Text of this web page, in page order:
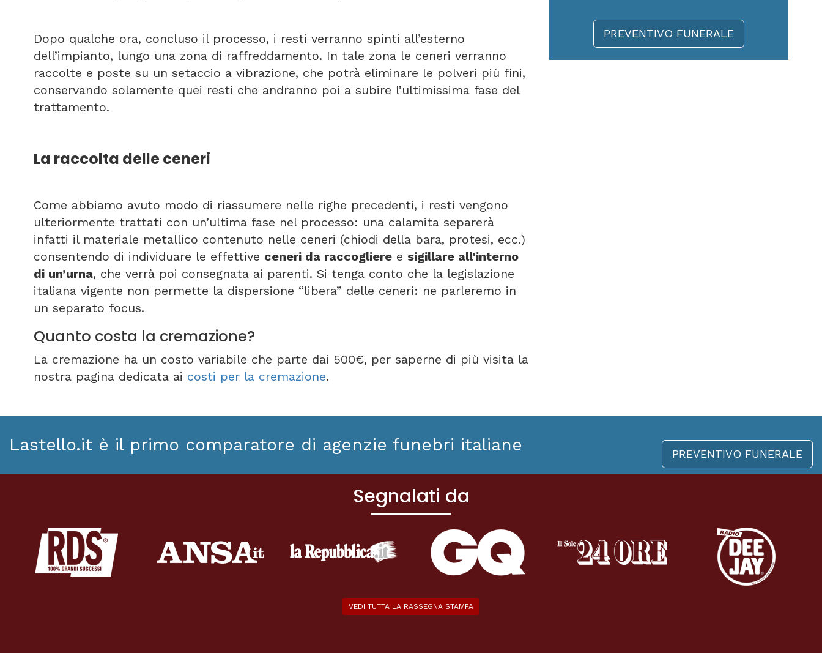
Dopo qualche ora, concluso il processo, i resti verranno spinti all’esterno
dell’impianto, lungo una zona di raffreddamento. In tale zona le ceneri verranno
raccolte e poste su un setaccio a vibrazione, che potrà eliminare le polveri più fini,
conservando solamente quei resti che andranno poi a subire l’ultimissima fase del
trattamento.
La raccolta delle ceneri
Come abbiamo avuto modo di riassumere nelle righe precedenti, i resti vengono
ulteriormente trattati con un’ultima fase nel processo: una calamita separerà
infatti il materiale metallico contenuto nelle ceneri (chiodi della bara, protesi, ecc.)
consentendo di individuare le effettive ceneri da raccogliere e sigillare all’interno
di un’urna, che verrà poi consegnata ai parenti. Si tenga conto che la legislazione
italiana vigente non permette la dispersione “libera” delle ceneri: ne parleremo in
un separato focus.
Quanto costa la cremazione?
La cremazione ha un costo variabile che parte dai 500€, per saperne di più visita la
nostra pagina dedicata ai costi per la cremazione.
PREVENTIVO FUNERALE
Lastello.it è il primo comparatore di agenzie funebri italiane PREVENTIVO FUNERALE
Segnalati da
VEDI TUTTA LA RASSEGNA STAMPA